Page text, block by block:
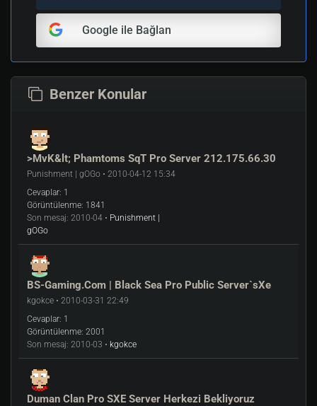
Google ile Bağlan
Benzer Konular
>MvK&lt; Phamtoms SqT Pro Server 212.175.66.30
Punishment | gOGo • 2010-04-12 15:34
Cevaplar: 1
Görüntülenme: 1841
Son mesaj: 2010-04 • Punishment |
gOGo
BS-Gaming.Com | Black Sea Pro Public Server`sXe
kgokce • 2010-03-31 22:49
Cevaplar: 1
Görüntülenme: 2001
Son mesaj: 2010-03 • kgokce
Duman Clan Pro SXE Server Herkezi Bekliyoruz